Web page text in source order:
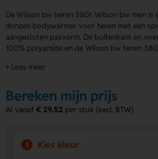
De Wilson bw heren 380t Wilson bw men is
donzen bodywarmer voor heren met een
aangesloten pasvorm. De buitenkant en
100% polyamide en de Wilson bw heren
ritszakken, 2 binnenzakken en hoge kraag
(100 x 40 mm), Back strap (270 x 40 mm),
x 40 mm) en Back (230 x 280 mm) voor een
eigen ontwerp. Bestel of vraag een prijs op.
Wilson bw men
+ Lees meer
Bereken mijn prijs
Al vanaf€ 29,52 per stuk (excl. BTW)
1 Kies kleur